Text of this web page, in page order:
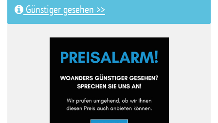
Günstiger gesehen >>